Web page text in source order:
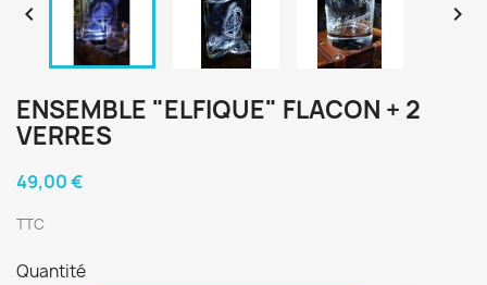
 
ENSEMBLE "ELFIQUE" FLACON + 2
VERRES
49,00 €
TTC
Quantité